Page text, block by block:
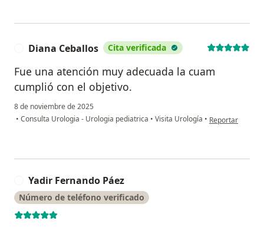
Diana Ceballos Cita verificada
Fue una atención muy adecuada la cuam
cumplió con el objetivo.
8 de noviembre de 2025
• Consulta Urologia - Urologia pediatrica • Visita Urología • en opinión del
Reportar
Yadir Fernando Páez
Número de teléfono verificado